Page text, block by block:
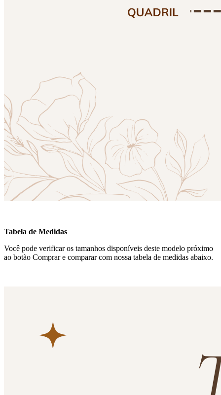
Tabela de Medidas
Você pode verificar os tamanhos disponíveis deste modelo próximo
ao botão Comprar e comparar com nossa tabela de medidas abaixo.